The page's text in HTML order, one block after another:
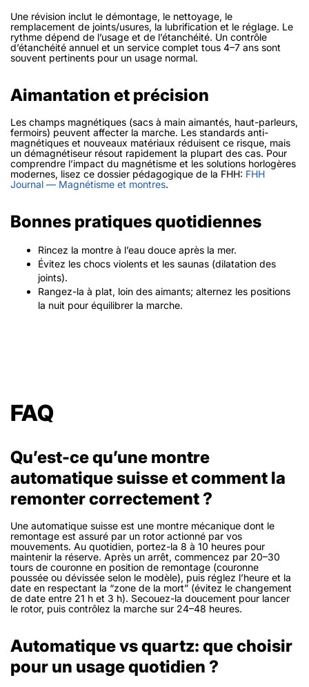
Une révision inclut le démontage, le nettoyage, le
remplacement de joints/usures, la lubrification et le réglage. Le
rythme dépend de l’usage et de l’étanchéité. Un contrôle
d’étanchéité annuel et un service complet tous 4–7 ans sont
souvent pertinents pour un usage normal.
Aimantation et précision
Les champs magnétiques (sacs à main aimantés, haut-parleurs,
fermoirs) peuvent affecter la marche. Les standards anti-
magnétiques et nouveaux matériaux réduisent ce risque, mais
un démagnétiseur résout rapidement la plupart des cas. Pour
comprendre l’impact du magnétisme et les solutions horlogères
modernes, lisez ce dossier pédagogique de la FHH: FHH
Journal — Magnétisme et montres.
Bonnes pratiques quotidiennes
Rincez la montre à l’eau douce après la mer.
Évitez les chocs violents et les saunas (dilatation des
joints).
Rangez-la à plat, loin des aimants; alternez les positions
la nuit pour équilibrer la marche.
FAQ
Qu’est-ce qu’une montre
automatique suisse et comment la
remonter correctement ?
Une automatique suisse est une montre mécanique dont le
remontage est assuré par un rotor actionné par vos
mouvements. Au quotidien, portez-la 8 à 10 heures pour
maintenir la réserve. Après un arrêt, commencez par 20–30
tours de couronne en position de remontage (couronne
poussée ou dévissée selon le modèle), puis réglez l’heure et la
date en respectant la “zone de la mort” (évitez le changement
de date entre 21 h et 3 h). Secouez-la doucement pour lancer
le rotor, puis contrôlez la marche sur 24–48 heures.
Automatique vs quartz: que choisir
pour un usage quotidien ?